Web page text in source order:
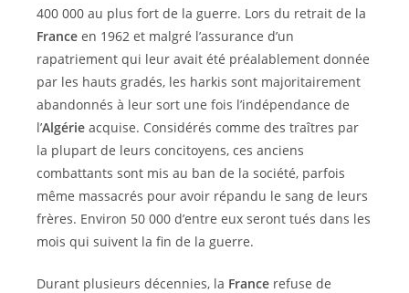
400 000 au plus fort de la guerre. Lors du retrait de la
France en 1962 et malgré l’assurance d’un
rapatriement qui leur avait été préalablement donnée
par les hauts gradés, les harkis sont majoritairement
abandonnés à leur sort une fois l’indépendance de
l’Algérie acquise. Considérés comme des traîtres par
la plupart de leurs concitoyens, ces anciens
combattants sont mis au ban de la société, parfois
même massacrés pour avoir répandu le sang de leurs
frères. Environ 50 000 d’entre eux seront tués dans les
mois qui suivent la fin de la guerre.
Durant plusieurs décennies, la France refuse de